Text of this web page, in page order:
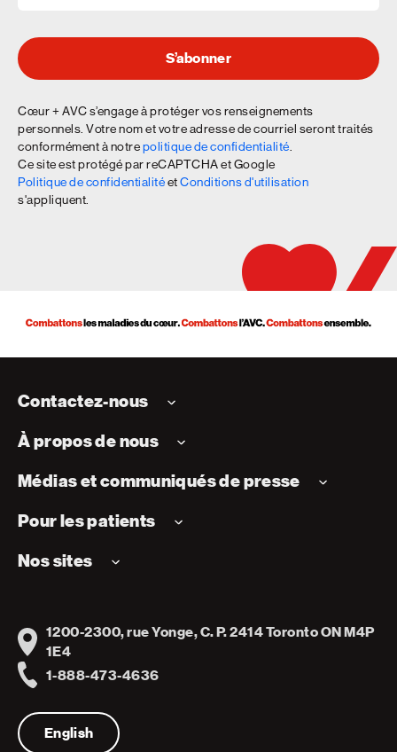
S’abonner
Cœur + AVC s’engage à protéger vos renseignements
personnels. Votre nom et votre adresse de courriel seront traités
conformément à notrepolitique de confidentialité
Ce site est protégé par reCAPTCHA et Google
Politique de confidentialitéetConditions d'utilisation
s'appliquent.
Contactez-nous
À propos de nous
Médias et communiqués de presse
Pour les patients
Nos sites
Address
1200-2300, rue Yonge, C. P. 2414 Toronto ON M4P
1E4
1-888-473-4636
English